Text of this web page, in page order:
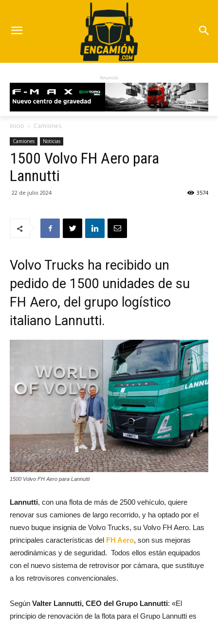
Anuncio
Inicio Camiones
Camiones Noticias
1500 Volvo FH Aero para
Lannutti
22 de julio 2024 3574
Volvo Trucks ha recibido un
pedido de 1500 unidades de su
FH Aero, del grupo logístico
italiano Lannutti.
1500 Volvo FH Aero para Lannutti
Lannutti, con una flota de más de 2500 vehículo, quiere
renovar sus camiones de largo recorrido, y ha optado por el
nuevo buque insignia de Volvo Trucks, su Volvo FH Aero. Las
principales características del FH Aero, son sus mejoras
aerodinámicas y de seguridad. Todos ellos están equipados
con el nuevo sistema de retrovisor por cámara, que sustituye
a los retrovisores convencionales.
Según Valter Lannutti, CEO del Grupo Lannutti: «El
principio de renovación de la flota para el Grupo Lannutti es